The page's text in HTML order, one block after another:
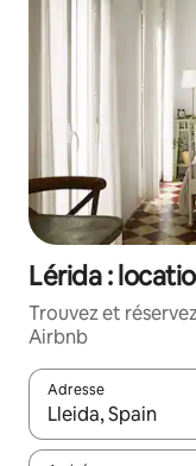
Lérida :
Trouvez et
Airbnb
Adresse
Lorsque les